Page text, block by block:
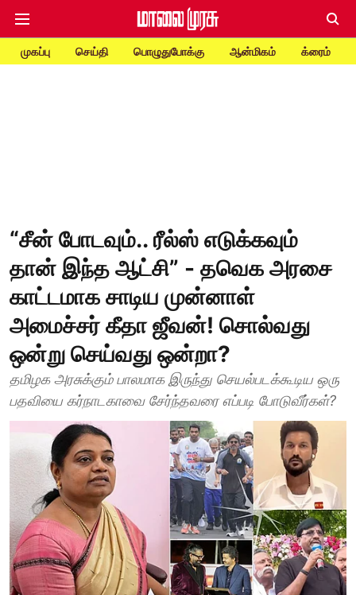
முகப்பு செய்தி பொழுதுபோக்கு ஆன்மிகம் க்ரைம்
“சீன் போடவும்.. ரீல்ஸ் எடுக்கவும்
தான் இந்த ஆட்சி” - தவெக அரசை
காட்டமாக சாடிய முன்னாள்
அமைச்சர் கீதா ஜீவன்! சொல்வது
ஒன்று செய்வது ஒன்றா?
தமிழக அரசுக்கும் பாலமாக இருந்து செயல்படக்கூடிய ஒரு
பதவியை கர்நாடகாவை சேர்ந்தவரை எப்படி போடுவீர்கள்?